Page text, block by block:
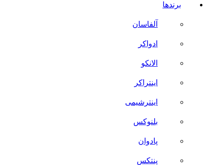
برندها
آلفاسان
ادواکر
الانکو
اینتراکر
اینترشیمی
بلنوکس
پادوان
پنتکس